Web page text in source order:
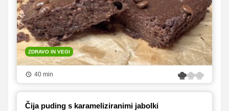
ZDRAVO IN VEGI
40 min
Čija puding s karameliziranimi jabolki